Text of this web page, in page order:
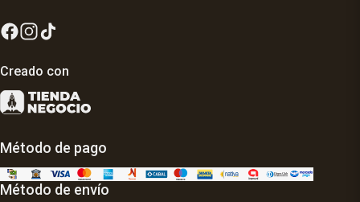
Creado con
Método de pago
Método de envío